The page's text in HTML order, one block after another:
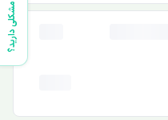
مشکلی دارید؟